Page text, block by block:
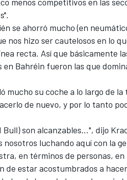
se ahorró mucho (en
nos hizo ser cautelosos en lo
recta. Así que básicamente
en Bahréin fueron las que
mucho su coche a lo largo de
de nuevo, y por lo tanto
son alcanzables...", dijo
luchando aquí con la
en términos de personas,
estar acostumbrados a